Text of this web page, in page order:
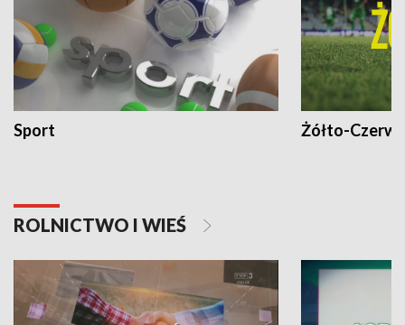
Sport Żółto-
ROLNICTWO I WIEŚ